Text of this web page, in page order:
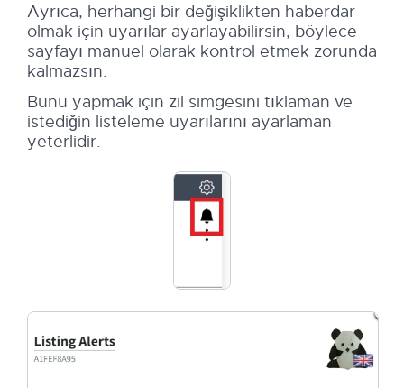
Ayrıca, herhangi bir değişiklikten haberdar
olmak için uyarılar ayarlayabilirsin, böylece
sayfayı manuel olarak kontrol etmek zorunda
kalmazsın.
Bunu yapmak için zil simgesini tıklaman ve
istediğin listeleme uyarılarını ayarlaman
yeterlidir.